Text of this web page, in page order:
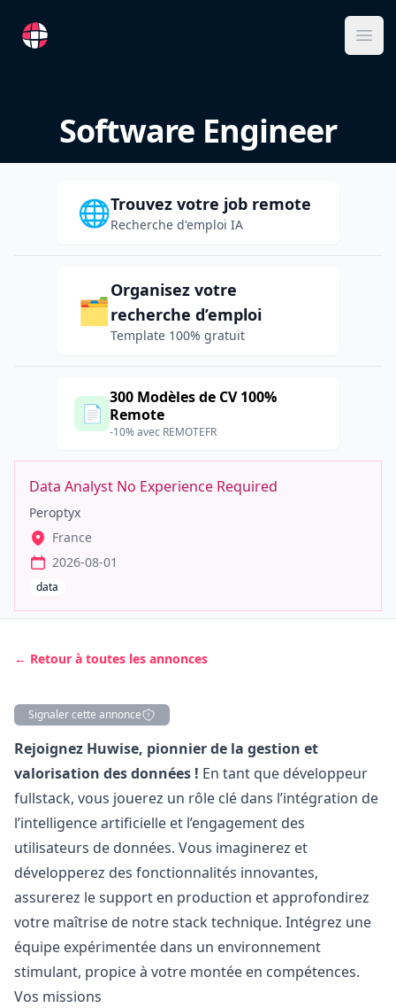
RemoteFR
Software Engineer
🌐Trouvez votre job remote
Recherche d'emploi IA
🗂️
Organisez votre
recherche d’emploi
Template 100% gratuit
📄
300 Modèles de CV 100%
Remote
-10% avec REMOTEFR
Data Analyst No Experience Required
Peroptyx
France
2026-08-01
data
← Retour à toutes les annonces
Signaler cette annonce
Description
Rejoignez Huwise, pionnier de la gestion et
valorisation des données ! En tant que développeur
fullstack, vous jouerez un rôle clé dans l’intégration de
l’intelligence artificielle et l’engagement des
utilisateurs de données. Vous imaginerez et
développerez des fonctionnalités innovantes,
assurerez le support en production et approfondirez
votre maîtrise de notre stack technique. Intégrez une
équipe expérimentée dans un environnement
stimulant, propice à votre montée en compétences.
Vos missions